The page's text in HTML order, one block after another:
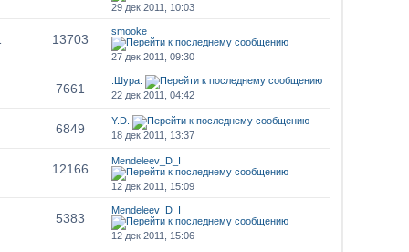
29 дек 2011, 10:03
13703
smooke
27 дек 2011, 09:30
7661
.Шура.
22 дек 2011, 04:42
6849
Y.D.
18 дек 2011, 13:37
12166
Mendeleev_D_I
12 дек 2011, 15:09
5383
Mendeleev_D_I
12 дек 2011, 15:06